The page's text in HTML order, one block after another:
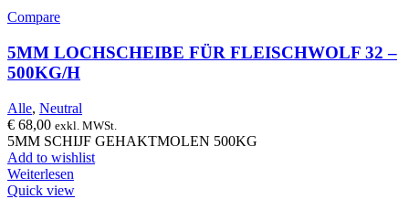
Compare
5MM LOCHSCHEIBE FÜR FLEISCHWOLF 32 –
500KG/H
Alle, Neutral
€ 68,00 exkl. MWSt.
5MM SCHIJF GEHAKTMOLEN 500KG
Add to wishlist
Weiterlesen
Quick view